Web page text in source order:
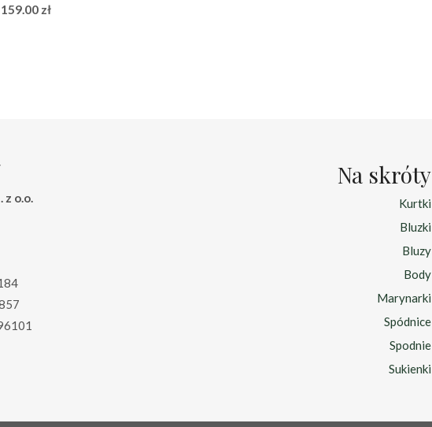
Pierwotna
159.00 złAktualna
z o.o.
Na skróty
Kurtki
Bluzki
Bluzy
Body
Marynarki
Spódnice
Spodnie
Sukienki